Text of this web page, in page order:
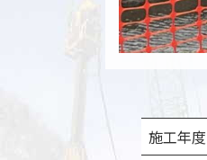
施工年度